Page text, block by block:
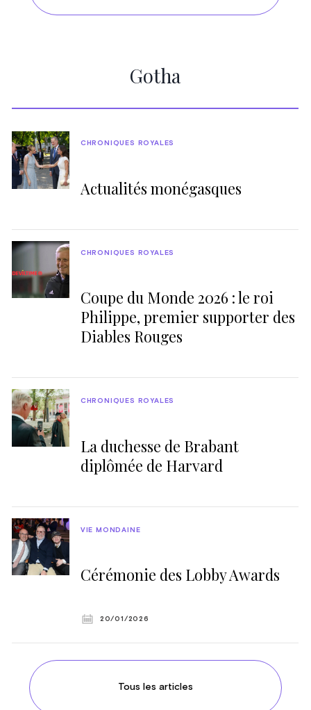
Gotha
Actualités monégasques
CHRONIQUES ROYALES
Coupe du Monde 2026 : le roi
Philippe, premier supporter des
Diables Rouges
CHRONIQUES ROYALES
La duchesse de Brabant
diplômée de Harvard
CHRONIQUES ROYALES
Cérémonie des Lobby Awards
VIE MONDAINE
20/01/2026
Tous les articles